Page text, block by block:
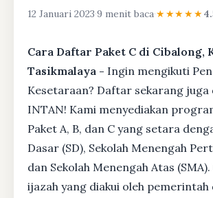
12 Januari 2023·9 menit baca·★★★★★
Cara Daftar Paket C di Cibalong,
Tasikmalaya - Ingin mengikuti
Kesetaraan? Daftar sekarang juga
INTAN! Kami menyediakan
Paket A, B, dan C yang setara
Dasar (SD), Sekolah Menengah
dan Sekolah Menengah Atas
ijazah yang diakui oleh pemerintah